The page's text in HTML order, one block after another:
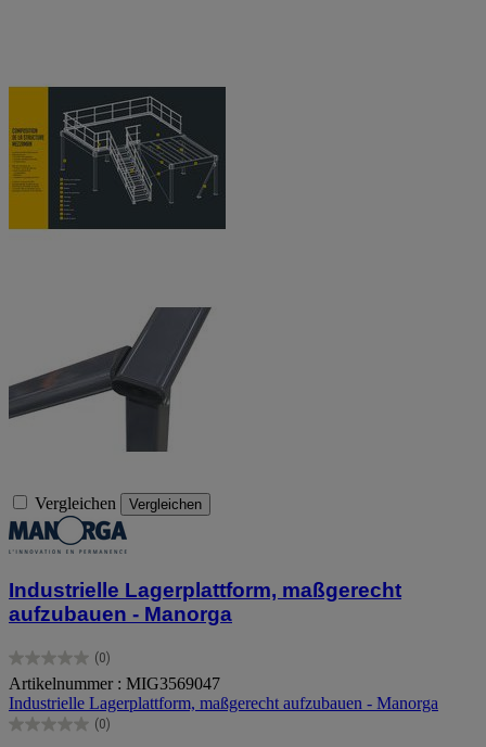
Vergleichen Vergleichen
Industrielle Lagerplattform, maßgerecht
aufzubauen - Manorga
(0)
0.0
von
5
Sternen.
Artikelnummer : MIG3569047
Industrielle Lagerplattform, maßgerecht aufzubauen - Manorga
(0)
0.0